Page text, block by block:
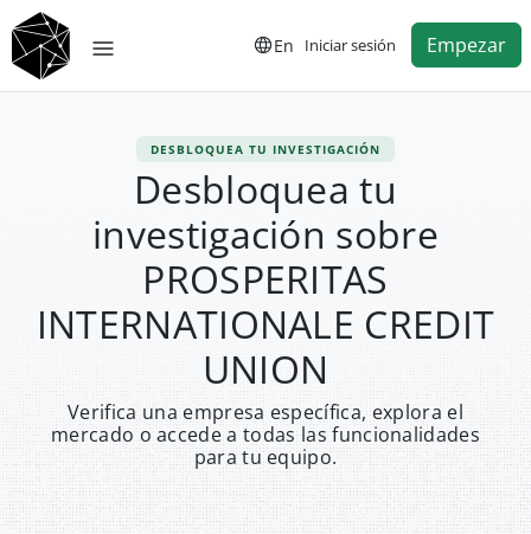
En Iniciar sesión Empezar
DESBLOQUEA TU INVESTIGACIÓN
Desbloquea tu
investigación sobre
PROSPERITAS
INTERNATIONALE CREDIT
UNION
Verifica una empresa específica, explora el
mercado o accede a todas las funcionalidades
para tu equipo.